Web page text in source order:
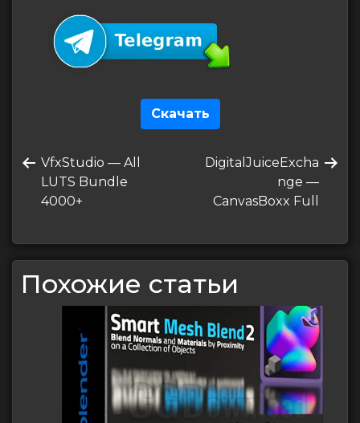
Скачать
по
записям
Предыдущая
запись
VfxStudio — All
LUTS Bundle
4000+
Следующая
DigitalJuiceExcha
nge —
CanvasBoxx Full
Похожие статьи